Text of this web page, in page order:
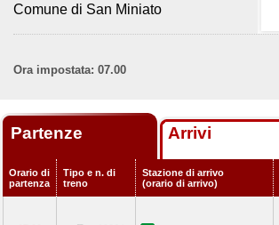
Comune di San Miniato
Ora impostata: 07.00
Partenze Arrivi
Orario di
partenza
Tipo e n. di
treno
Stazione di arrivo
(orario di arrivo)